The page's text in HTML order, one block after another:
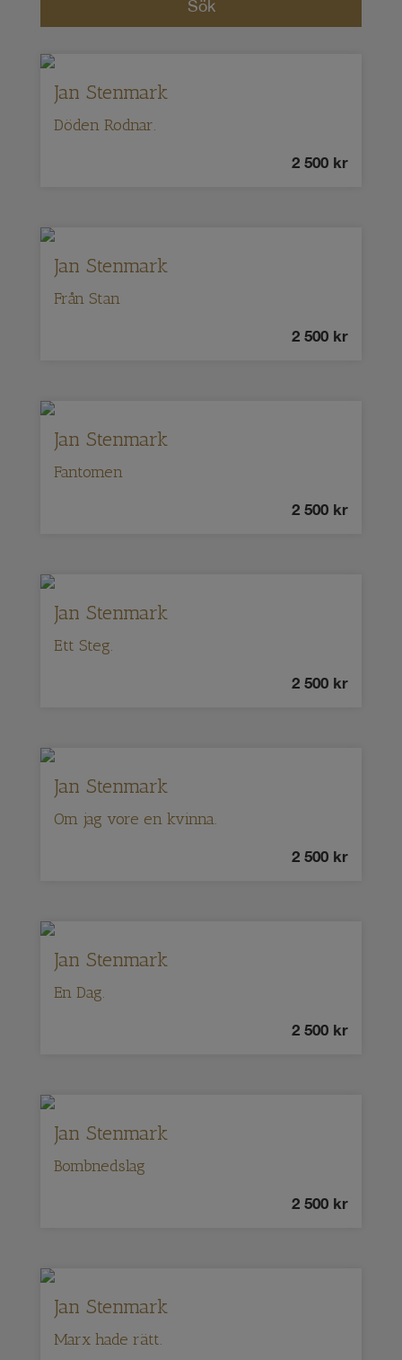
Jan Stenmark
Döden Rodnar.
2 500 kr
Jan Stenmark
Från Stan
2 500 kr
Jan Stenmark
Fantomen
2 500 kr
Jan Stenmark
Ett Steg.
2 500 kr
Jan Stenmark
Om jag vore en kvinna.
2 500 kr
Jan Stenmark
En Dag.
2 500 kr
Jan Stenmark
Bombnedslag
2 500 kr
Jan Stenmark
Marx hade rätt.